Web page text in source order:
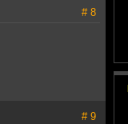
# 8
# 9